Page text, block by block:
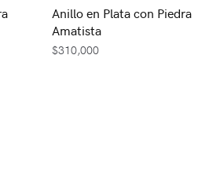
Anillo en Plata con Piedra
Amatista
$310,000